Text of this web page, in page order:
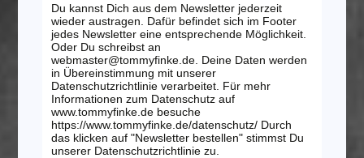
Du kannst Dich aus dem Newsletter jederzeit
wieder austragen. Dafür befindet sich im Footer
jedes Newsletter eine entsprechende Möglichkeit.
Oder Du schreibst an
webmaster@tommyfinke.de. Deine Daten werden
in Übereinstimmung mit unserer
Datenschutzrichtlinie verarbeitet. Für mehr
Informationen zum Datenschutz auf
www.tommyfinke.de besuche
https://www.tommyfinke.de/datenschutz/ Durch
das klicken auf "Newsletter bestellen" stimmst Du
unserer Datenschutzrichtlinie zu.